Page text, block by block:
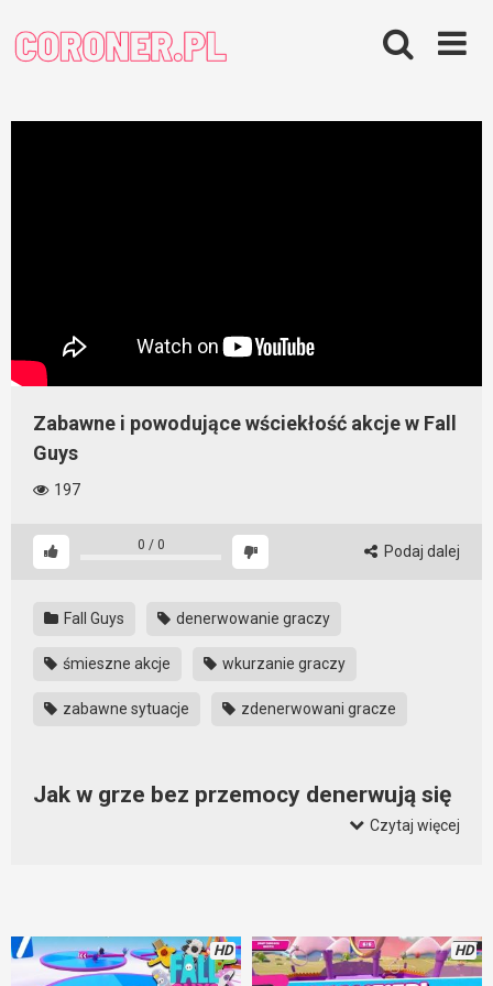
content
Zabawne i powodujące wściekłość akcje w Fall
Guys
197
0 / 0 Podaj dalej
Fall Guys denerwowanie graczy
śmieszne akcje wkurzanie graczy
zabawne sytuacje zdenerwowani gracze
Jak w grze bez przemocy denerwują się
momentami, które wkurzają graczy. Zresztą wszystko
doskonale widać na tym filmie, jest śmiesznie i wkurzająco. A
Czytaj więcej
HD HD